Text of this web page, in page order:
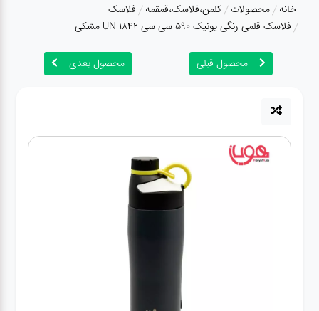
درباره
مراقبت شخصی
خانه محصولات کلمن،فلاسک،قمقمه
فلاسک
فلاسک قلمی رنگی یونیک 590 سی سی UN-1842 مشکی
محصول قبلی محصول بعدی